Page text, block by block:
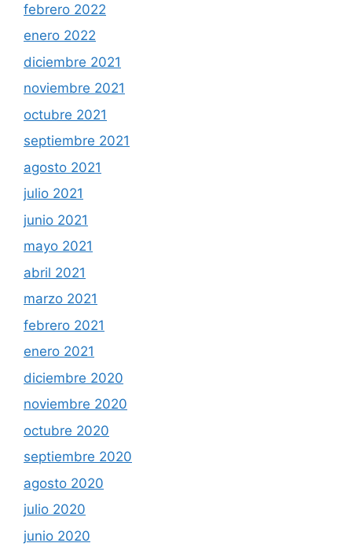
febrero 2022
enero 2022
diciembre 2021
noviembre 2021
octubre 2021
septiembre 2021
agosto 2021
julio 2021
junio 2021
mayo 2021
abril 2021
marzo 2021
febrero 2021
enero 2021
diciembre 2020
noviembre 2020
octubre 2020
septiembre 2020
agosto 2020
julio 2020
junio 2020